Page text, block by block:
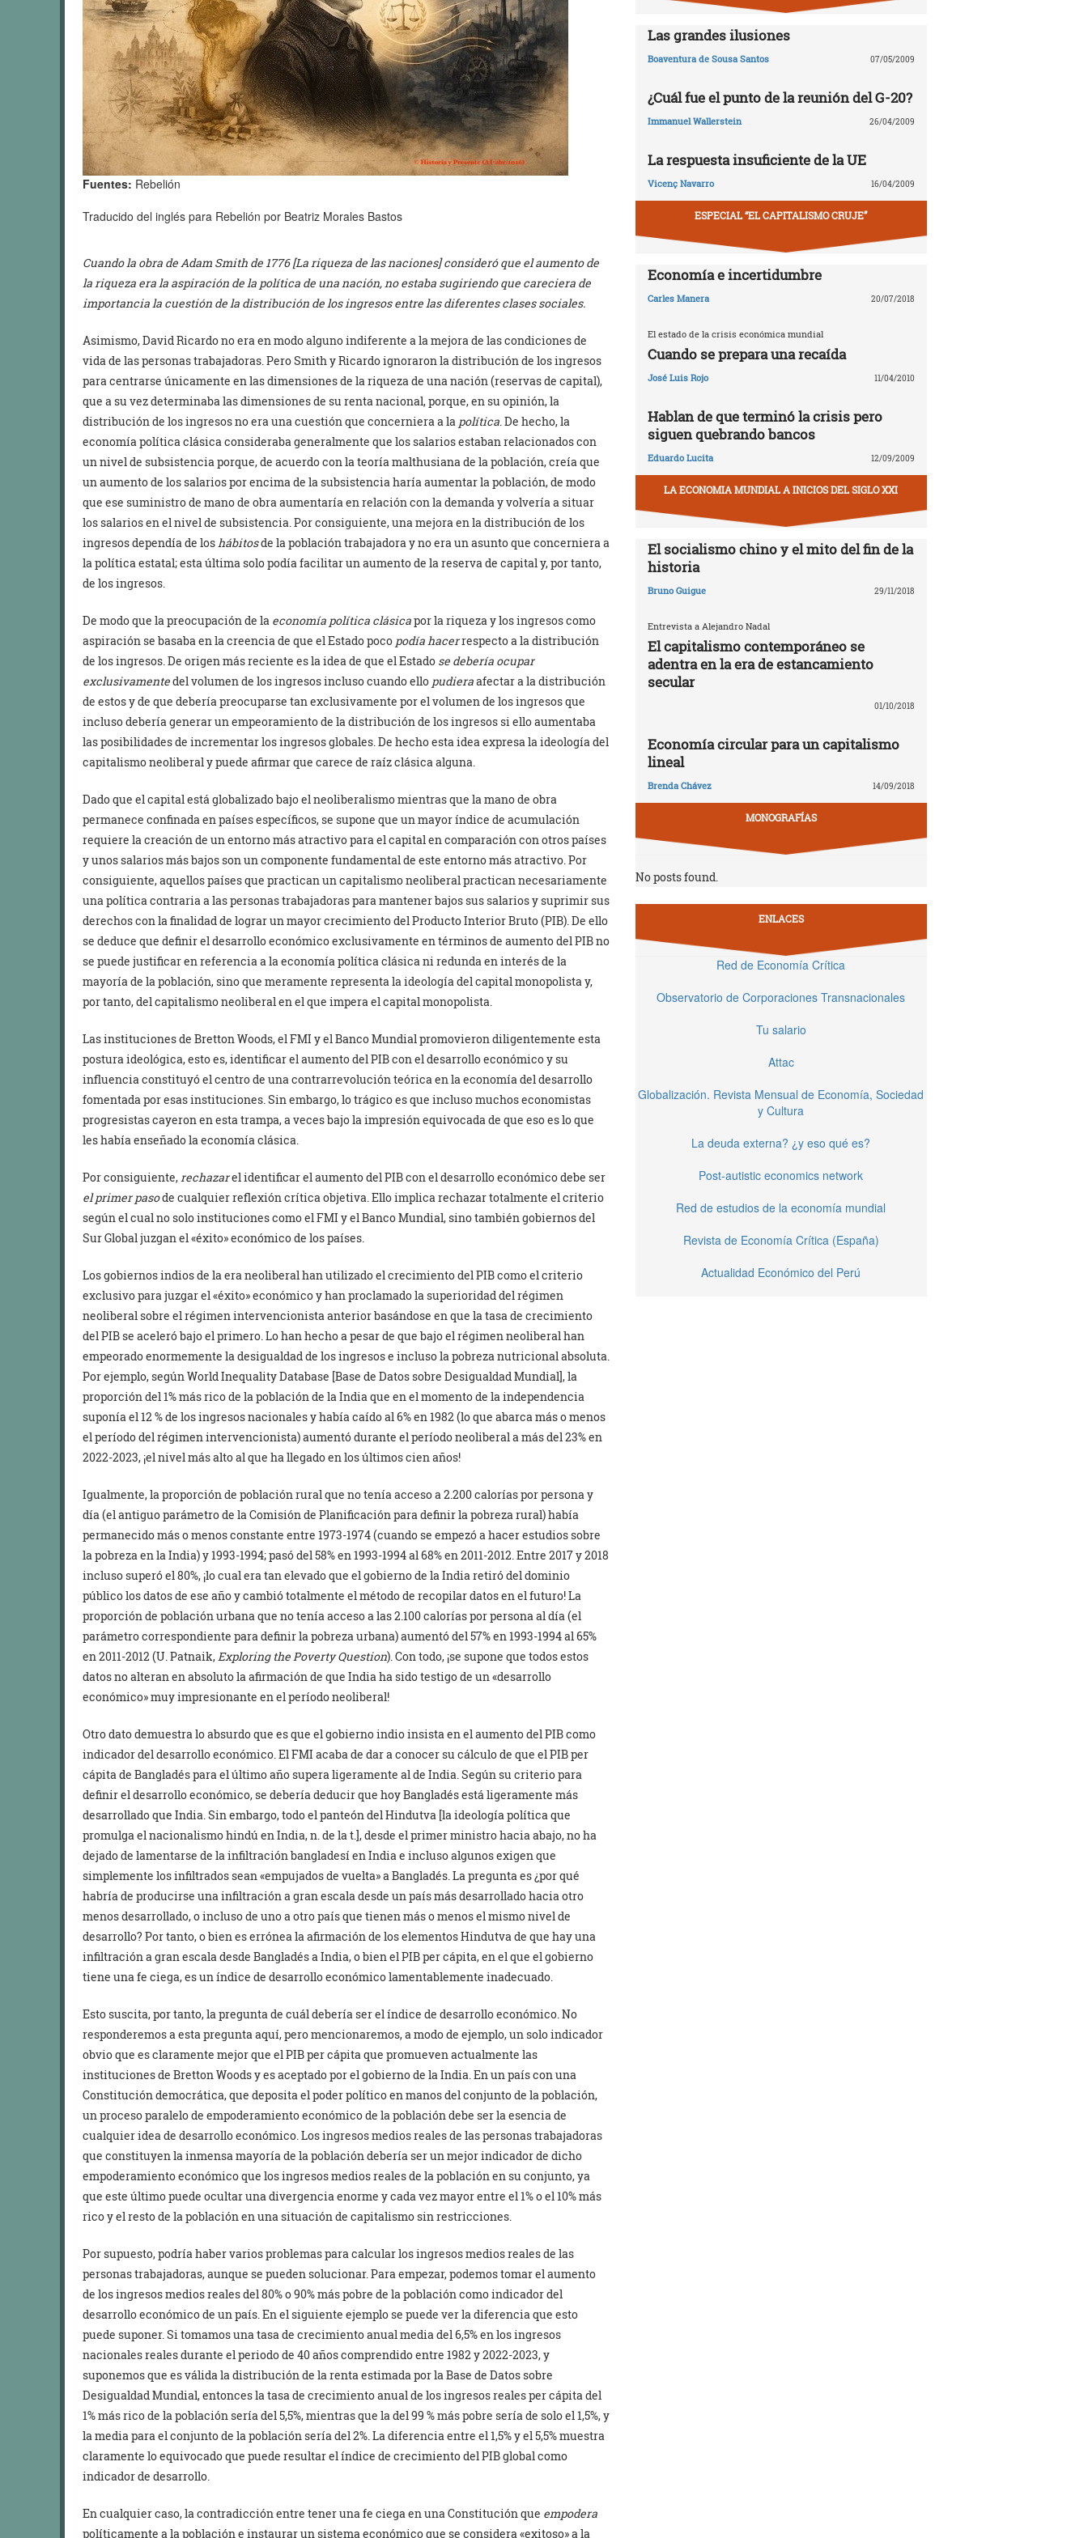
Fuentes: Rebelión
Traducido del inglés para Rebelión por Beatriz Morales Bastos
Cuando la obra de Adam Smith de 1776 [La riqueza de las naciones] consideró que el aumento de
la riqueza era la aspiración de la política de una nación, no estaba sugiriendo que careciera de
importancia la cuestión de la distribución de los ingresos entre las diferentes clases sociales.
Asimismo, David Ricardo no era en modo alguno indiferente a la mejora de las condiciones de
vida de las personas trabajadoras. Pero Smith y Ricardo ignoraron la distribución de los ingresos
para centrarse únicamente en las dimensiones de la riqueza de una nación (reservas de capital),
que a su vez determinaba las dimensiones de su renta nacional, porque, en su opinión, la
distribución de los ingresos no era una cuestión que concerniera a la política. De hecho, la
economía política clásica consideraba generalmente que los salarios estaban relacionados con
un nivel de subsistencia porque, de acuerdo con la teoría malthusiana de la población, creía que
un aumento de los salarios por encima de la subsistencia haría aumentar la población, de modo
que ese suministro de mano de obra aumentaría en relación con la demanda y volvería a situar
los salarios en el nivel de subsistencia. Por consiguiente, una mejora en la distribución de los
ingresos dependía de loshábitosde la población trabajadora y no era un asunto que concerniera a
la política estatal; esta última solo podía facilitar un aumento de la reserva de capital y, por tanto,
de los ingresos.
De modo que la preocupación de la economía política clásicapor la riqueza y los ingresos como
aspiración se basaba en la creencia de que el Estado poco podía hacerrespecto a la distribución
de los ingresos. De origen más reciente es la idea de que el Estado se debería ocupar
exclusivamentedel volumen de los ingresos incluso cuando ello pudieraafectar a la distribución
de estos y de que debería preocuparse tan exclusivamente por el volumen de los ingresos que
incluso debería generar un empeoramiento de la distribución de los ingresos si ello aumentaba
las posibilidades de incrementar los ingresos globales. De hecho esta idea expresa la ideología del
capitalismo neoliberal y puede afirmar que carece de raíz clásica alguna.
Dado que el capital está globalizado bajo el neoliberalismo mientras que la mano de obra
permanece confinada en países específicos, se supone que un mayor índice de acumulación
requiere la creación de un entorno más atractivo para el capital en comparación con otros países
y unos salarios más bajos son un componente fundamental de este entorno más atractivo. Por
consiguiente, aquellos países que practican un capitalismo neoliberal practican necesariamente
una política contraria a las personas trabajadoras para mantener bajos sus salarios y suprimir sus
derechos con la finalidad de lograr un mayor crecimiento del Producto Interior Bruto (PIB). De ello
se deduce que definir el desarrollo económico exclusivamente en términos de aumento del PIB no
se puede justificar en referencia a la economía política clásica ni redunda en interés de la
mayoría de la población, sino que meramente representa la ideología del capital monopolista y,
por tanto, del capitalismo neoliberal en el que impera el capital monopolista.
Las instituciones de Bretton Woods, el FMI y el Banco Mundial promovieron diligentemente esta
postura ideológica, esto es, identificar el aumento del PIB con el desarrollo económico y su
influencia constituyó el centro de una contrarrevolución teórica en la economía del desarrollo
fomentada por esas instituciones. Sin embargo, lo trágico es que incluso muchos economistas
progresistas cayeron en esta trampa, a veces bajo la impresión equivocada de que eso es lo que
les había enseñado la economía clásica.
Por consiguiente,rechazarel identificar el aumento del PIB con el desarrollo económico debe ser
el primer pasode cualquier reflexión crítica objetiva. Ello implica rechazar totalmente el criterio
según el cual no solo instituciones como el FMI y el Banco Mundial, sino también gobiernos del
Sur Global juzgan el «éxito» económico de los países.
Los gobiernos indios de la era neoliberal han utilizado el crecimiento del PIB como el criterio
exclusivo para juzgar el «éxito» económico y han proclamado la superioridad del régimen
neoliberal sobre el régimen intervencionista anterior basándose en que la tasa de crecimiento
del PIB se aceleró bajo el primero. Lo han hecho a pesar de que bajo el régimen neoliberal han
empeorado enormemente la desigualdad de los ingresos e incluso la pobreza nutricional absoluta.
Por ejemplo, según World Inequality Database [Base de Datos sobre Desigualdad Mundial], la
proporción del 1% más rico de la población de la India que en el momento de la independencia
suponía el 12 % de los ingresos nacionales y había caído al 6% en 1982 (lo que abarca más o menos
el período del régimen intervencionista) aumentó durante el período neoliberal a más del 23% en
2022-2023, ¡el nivel más alto al que ha llegado en los últimos cien años!
Igualmente, la proporción de población rural que no tenía acceso a 2.200 calorías por persona y
día (el antiguo parámetro de la Comisión de Planificación para definir la pobreza rural) había
permanecido más o menos constante entre 1973-1974 (cuando se empezó a hacer estudios sobre
la pobreza en la India) y 1993-1994; pasó del 58% en 1993-1994 al 68% en 2011-2012. Entre 2017 y 2018
incluso superó el 80%, ¡lo cual era tan elevado que el gobierno de la India retiró del dominio
público los datos de ese año y cambió totalmente el método de recopilar datos en el futuro! La
proporción de población urbana que no tenía acceso a las 2.100 calorías por persona al día (el
parámetro correspondiente para definir la pobreza urbana) aumentó del 57% en 1993-1994 al 65%
en 2011-2012 (U. Patnaik,Exploring the Poverty Question). Con todo, ¡se supone que todos estos
datos no alteran en absoluto la afirmación de que India ha sido testigo de un «desarrollo
económico» muy impresionante en el período neoliberal!
Otro dato demuestra lo absurdo que es que el gobierno indio insista en el aumento del PIB como
indicador del desarrollo económico. El FMI acaba de dar a conocer su cálculo de que el PIB per
cápita de Bangladés para el último año supera ligeramente al de India. Según su criterio para
definir el desarrollo económico, se debería deducir que hoy Bangladés está ligeramente más
desarrollado que India. Sin embargo, todo el panteón del Hindutva [la ideología política que
promulga el nacionalismo hindú en India, n. de la t.], desde el primer ministro hacia abajo, no ha
dejado de lamentarse de la infiltración bangladesí en India e incluso algunos exigen que
simplemente los infiltrados sean «empujados de vuelta» a Bangladés. La pregunta es ¿por qué
habría de producirse una infiltración a gran escala desde un país más desarrollado hacia otro
menos desarrollado, o incluso de uno a otro país que tienen más o menos el mismo nivel de
desarrollo? Por tanto, o bien es errónea la afirmación de los elementos Hindutva de que hay una
infiltración a gran escala desde Bangladés a India, o bien el PIB per cápita, en el que el gobierno
tiene una fe ciega, es un índice de desarrollo económico lamentablemente inadecuado.
Esto suscita, por tanto, la pregunta de cuál debería ser el índice de desarrollo económico. No
responderemos a esta pregunta aquí, pero mencionaremos, a modo de ejemplo, un solo indicador
obvio que es claramente mejor que el PIB per cápitaque promueven actualmente las
instituciones de Bretton Woods y es aceptado por el gobierno de la India. En un país con una
Constitución democrática, que deposita el poder político en manos del conjunto de la población,
un proceso paralelo de empoderamiento económico de la población debe ser la esencia de
cualquier idea de desarrollo económico. Los ingresos medios reales de las personas trabajadoras
que constituyen la inmensa mayoría de la población debería ser un mejor indicador de dicho
empoderamiento económico que los ingresos medios reales de la población en su conjunto, ya
que este último puede ocultar una divergencia enorme y cada vez mayor entre el 1% o el 10% más
rico y el resto de la población en una situación de capitalismo sin restricciones.
Por supuesto, podría haber varios problemas para calcular los ingresos medios reales de las
personas trabajadoras, aunque se pueden solucionar. Para empezar, podemos tomar el aumento
de los ingresos medios reales del 80% o 90% más pobre de la población como indicador del
desarrollo económico de un país. En el siguiente ejemplo se puede ver la diferencia que esto
puede suponer. Si tomamos una tasa de crecimiento anual media del 6,5% en los ingresos
nacionales reales durante el periodo de 40 años comprendido entre 1982 y 2022-2023, y
suponemos que es válida la distribución de la renta estimada por la Base de Datos sobre
Desigualdad Mundial, entonces la tasa de crecimiento anual de los ingresos reales per cápita del
1% más rico de la población sería del 5,5%, mientras que la del 99 % más pobre sería de solo el 1,5%, y
la media para el conjunto de la población sería del 2%. La diferencia entre el 1,5% y el 5,5% muestra
claramente lo equivocado que puede resultar el índice de crecimiento del PIB global como
indicador de desarrollo.
En cualquier caso, la contradicción entre tener una fe ciega en una Constitución que empodera
políticamente a la población e instaurar un sistema económico que se considera «exitoso» a la
Las grandes ilusiones
Boaventura de Sousa Santos 07/05/2009
¿Cuál fue el punto de la reunión del G-20?
Immanuel Wallerstein 26/04/2009
La respuesta insuficiente de la UE
Vicenç Navarro 16/04/2009
ESPECIAL “EL CAPITALISMO CRUJE”
Economía e incertidumbre
Carles Manera 20/07/2018
El estado de la crisis económica mundial
Cuando se prepara una recaída
José Luis Rojo 11/04/2010
Hablan de que terminó la crisis pero
siguen quebrando bancos
Eduardo Lucita 12/09/2009
LA ECONOMIA MUNDIAL A INICIOS DEL SIGLO XXI
El socialismo chino y el mito del fin de la
historia
Bruno Guigue 29/11/2018
Entrevista a Alejandro Nadal
El capitalismo contemporáneo se
adentra en la era de estancamiento
secular
01/10/2018
Economía circular para un capitalismo
lineal
Brenda Chávez 14/09/2018
MONOGRAFÍAS
No posts found.
ENLACES
Red de Economía Crítica
Observatorio de Corporaciones Transnacionales
Tu salario
Attac
Globalización. Revista Mensual de Economía, Sociedad
y Cultura
La deuda externa? ¿y eso qué es?
Post-autistic economics network
Red de estudios de la economía mundial
Revista de Economía Crítica (España)
Actualidad Económico del Perú